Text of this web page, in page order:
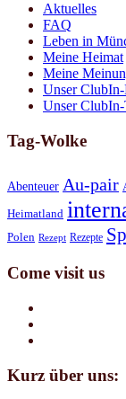
Aktuelles
FAQ
Leben in
Meine Heimat
Meine
Unser
Unser ClubIn-
Tag-Wolke
Abenteuer Au-pair
Heimatland
Polen Rezept Rezepte
Come visit us
Kurz über uns: